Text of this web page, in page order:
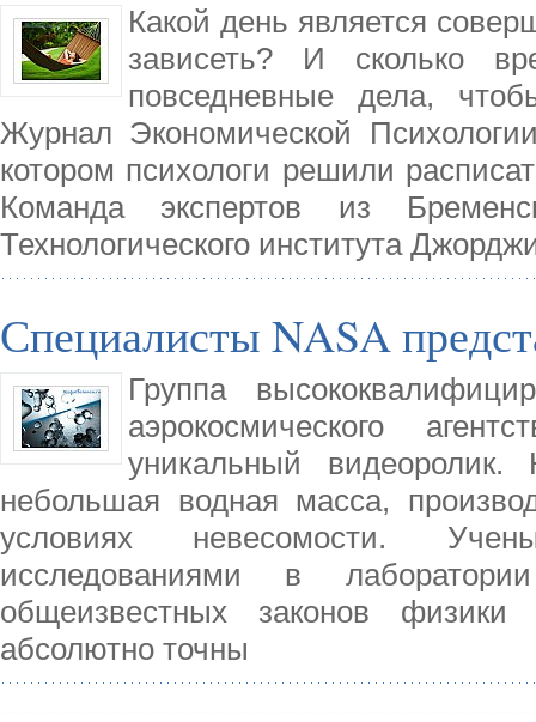
Какой день является
зависеть? И сколько
повседневные дела,
Журнал Экономической
котором психологи решили
Команда экспертов из
Технологического института
Специалисты NASA
Группа
аэрокосмического
уникальный
небольшая водная масса,
условиях невесомости.
исследованиями в
общеизвестных законов
абсолютно точны